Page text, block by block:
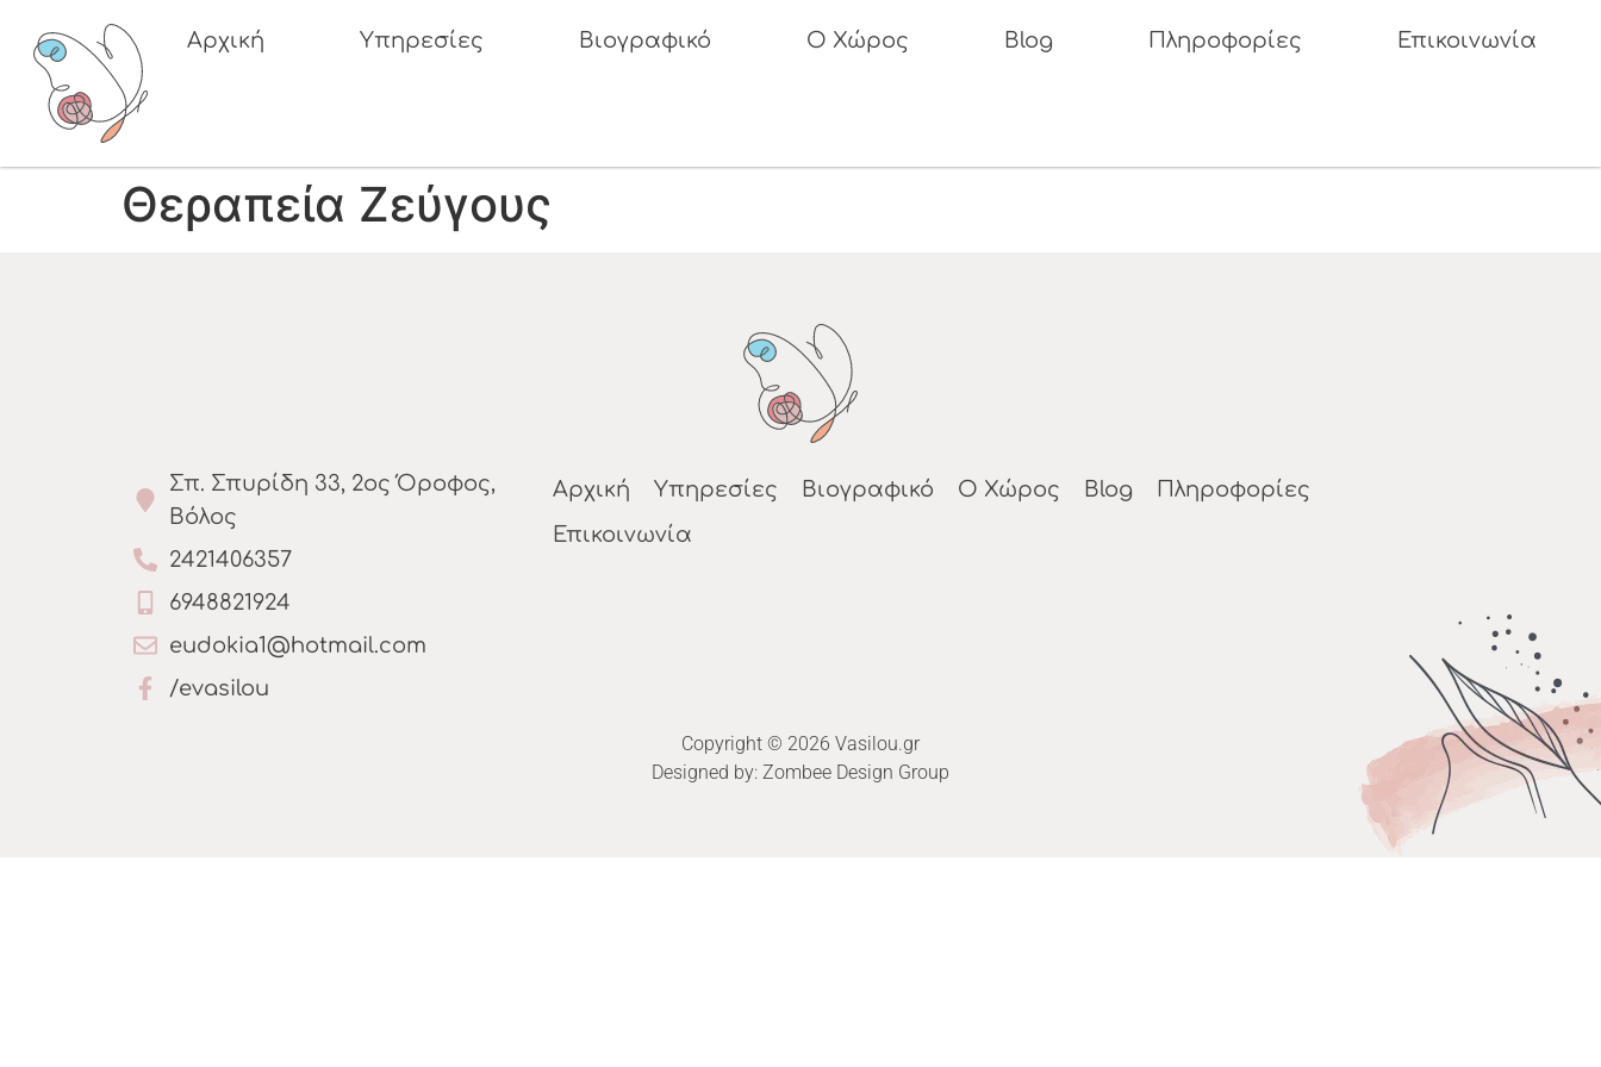
Αρχική Υπηρεσίες Βιογραφικό Ο Χώρος Blog Πληροφορίες Επικοινωνία
Θεραπεία Ζεύγους
Σπ. Σπυρίδη 33, 2ος Όροφος,
Βόλος
2421406357
6948821924
eudokia1@hotmail.com
/evasilou
Αρχική Υπηρεσίες Βιογραφικό Ο Χώρος Blog
Πληροφορίες
Επικοινωνία
Copyright © 2026 Vasilou.gr
Designed by: Zombee Design Group